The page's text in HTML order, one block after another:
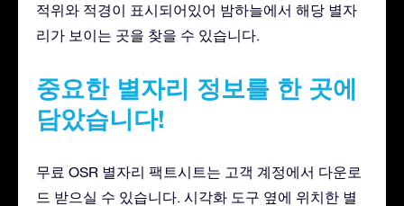
적위와 적경이 표시되어있어 밤하늘에서 해당 별자
리가 보이는 곳을 찾을 수 있습니다.
중요한 별자리 정보를 한 곳에
담았습니다!
무료 OSR 별자리 팩트시트는 고객 계정에서 다운로
드 받으실 수 있습니다. 시각화 도구 옆에 위치한 별